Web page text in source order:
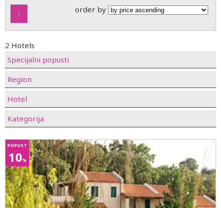
1 order by
2 Hotels
Specijalni popusti
Region
Hotel
Kategorija
POPUST
10%